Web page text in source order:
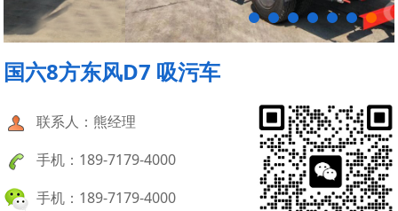
国六8方东风D7 吸污车
联系人：熊经理
手机：189-7179-4000
手机：189-7179-4000